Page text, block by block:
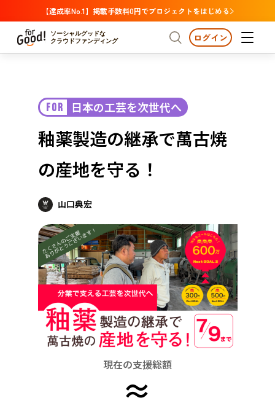
【達成率No.1】掲載手数料0円でプロジェクトをはじめる
ソーシャルグッドな
クラウドファンディング
プロジェクトからさがす 注目
カテゴリーからさがす 国際協力
医療・福祉
中部
近畿
中国
四国
九州・沖縄
注目 新着
支援金額が多い
支援人数が多い
終了日が近い
カテゴリーからさがす
国際協力 医療・福祉
子ども・教育
環境・エシカル
社会貢献
地域からさがす
北海道・東北
北海道 青森 岩手 宮城 秋田 山形
栃木 群馬 千葉 東京
富山 石川 福井 山梨 長野
京都 大阪 兵庫
ログイン
FOR 日本の工芸を次世代へ
釉薬製造の継承で萬古焼
の産地を守る！
山口典宏
現在の支援総額
≈